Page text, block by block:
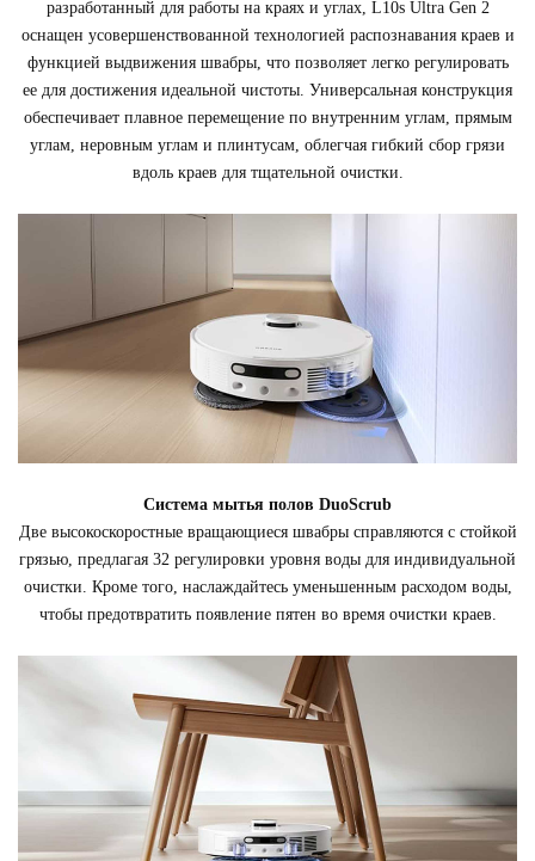
разработанный для работы на краях и углах, L10s Ultra Gen 2
оснащен усовершенствованной технологией распознавания краев и
функцией выдвижения швабры, что позволяет легко регулировать
ее для достижения идеальной чистоты. Универсальная конструкция
обеспечивает плавное перемещение по внутренним углам, прямым
углам, неровным углам и плинтусам, облегчая гибкий сбор грязи
вдоль краев для тщательной очистки.
Система мытья полов DuoScrub
Две высокоскоростные вращающиеся швабры справляются с стойкой
грязью, предлагая 32 регулировки уровня воды для индивидуальной
очистки. Кроме того, наслаждайтесь уменьшенным расходом воды,
чтобы предотвратить появление пятен во время очистки краев.